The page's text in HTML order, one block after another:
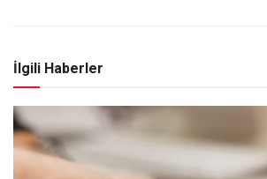
İlgili Haberler